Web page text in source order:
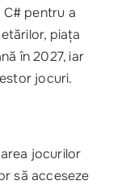
pentru a
piața
în 2027, iar
jocuri.
jocurilor
să acceseze